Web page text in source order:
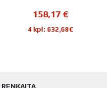
158,17 €
4 kpl: 632,68€
RENKAITA